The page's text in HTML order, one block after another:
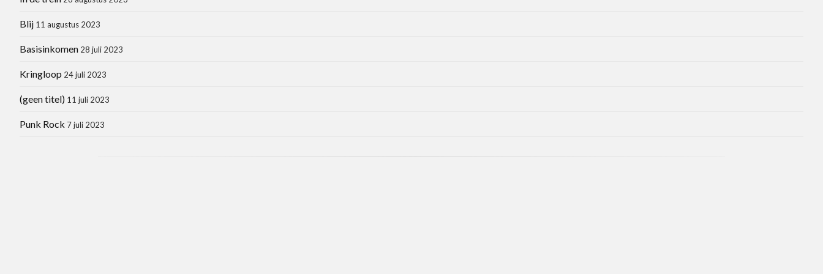
Blij 11 augustus 2023
Basisinkomen 28 juli 2023
Kringloop 24 juli 2023
(geen titel) 11 juli 2023
Punk Rock 7 juli 2023